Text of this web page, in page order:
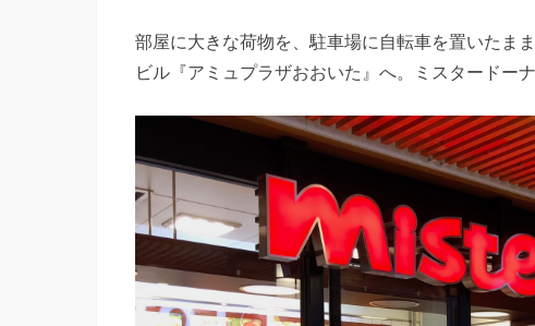
部屋に大きな荷物を、駐車場に自転車を置いたま
ビル『アミュプラザおおいた』へ。ミスタードー